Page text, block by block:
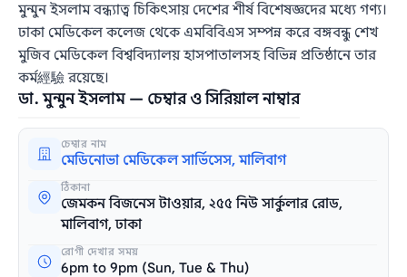
মুন্মুন ইসলাম বন্ধ্যাত্ব চিকিৎসায় দেশের শীর্ষ বিশেষজ্ঞদের মধ্যে গণ্য।
ঢাকা মেডিকেল কলেজ থেকে এমবিবিএস সম্পন্ন করে বঙ্গবন্ধু শেখ
মুজিব মেডিকেল বিশ্ববিদ্যালয় হাসপাতালসহ বিভিন্ন প্রতিষ্ঠানে তার
কর্ম經驗 রয়েছে।
ডা. মুন্মুন ইসলাম — চেম্বার ও সিরিয়াল নাম্বার
চেম্বার নাম
মেডিনোভা মেডিকেল সার্ভিসেস, মালিবাগ
ঠিকানা
জেমকন বিজনেস টাওয়ার, ২৫৫ নিউ সার্কুলার রোড,
মালিবাগ, ঢাকা
রোগী দেখার সময়
6pm to 9pm (Sun, Tue & Thu)